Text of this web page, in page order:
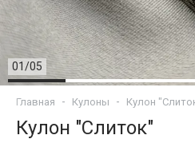
01/05
Главная Кулоны Кулон
Кулон "Слиток"